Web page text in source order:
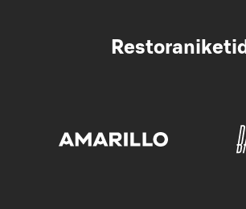
Restoraniketid